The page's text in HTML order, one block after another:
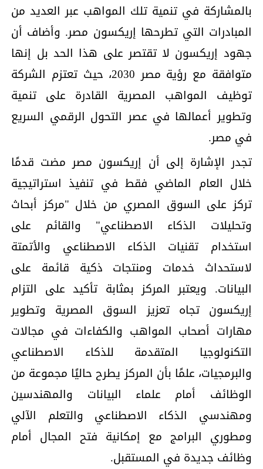
بالمشاركة في تنمية تلك المواهب عبر العديد من
المبادرات التي تطرحها إريكسون مصر. وأضاف أن
جهود إريكسون لا تقتصر على هذا الحد بل إنها
متوافقة مع رؤية مصر 2030، حيث تعتزم الشركة
توظيف المواهب المصرية القادرة على تنمية
وتطوير أعمالها في عصر التحول الرقمي السريع
في مصر.
تجدر الإشارة إلى أن إريكسون مصر مضت قدمًا
خلال العام الماضي فقط في تنفيذ استراتيجية
تركز على السوق المصري من خلال "مركز أبحاث
وتحليلات الذكاء الاصطناعي" والقائم على
استخدام تقنيات الذكاء الاصطناعي والأتمتة
لاستحداث خدمات ومنتجات ذكية قائمة على
البيانات. ويعتبر المركز بمثابة تأكيد على التزام
إريكسون تجاه تعزيز السوق المصرية وتطوير
مهارات أصحاب المواهب والكفاءات في مجالات
التكنولوجيا المتقدمة للذكاء الاصطناعي
والبرمجيات، علمًا بأن المركز يطرح حاليًا مجموعة من
الوظائف أمام علماء البيانات والمهندسين
ومهندسي الذكاء الاصطناعي والتعلم الآلي
ومطوري البرامج مع إمكانية فتح المجال أمام
وظائف جديدة في المستقبل.